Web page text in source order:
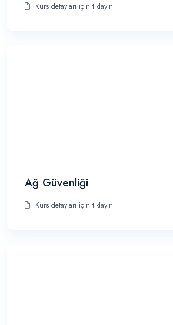
Kurs detayları için tıklayın
Ağ Güvenliği
Kurs detayları için tıklayın